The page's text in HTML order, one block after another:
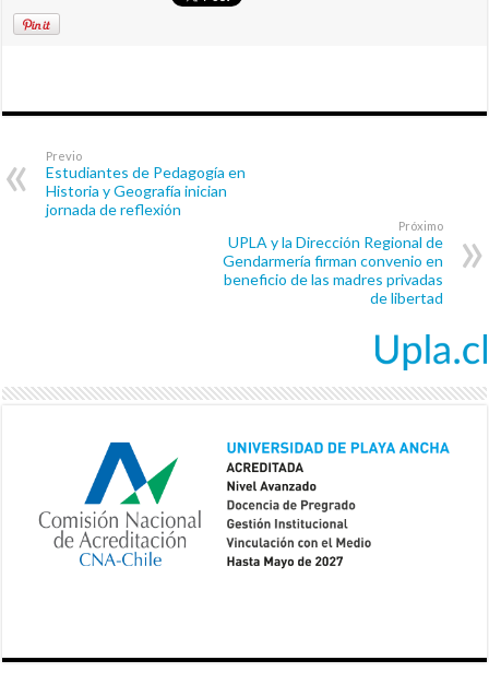
Previo
Estudiantes de Pedagogía en
Historia y Geografía inician
jornada de reflexión
Próximo
UPLA y la Dirección Regional de
Gendarmería firman convenio en
beneficio de las madres privadas
de libertad